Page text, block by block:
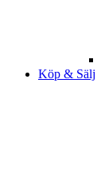
Köp & Sälj